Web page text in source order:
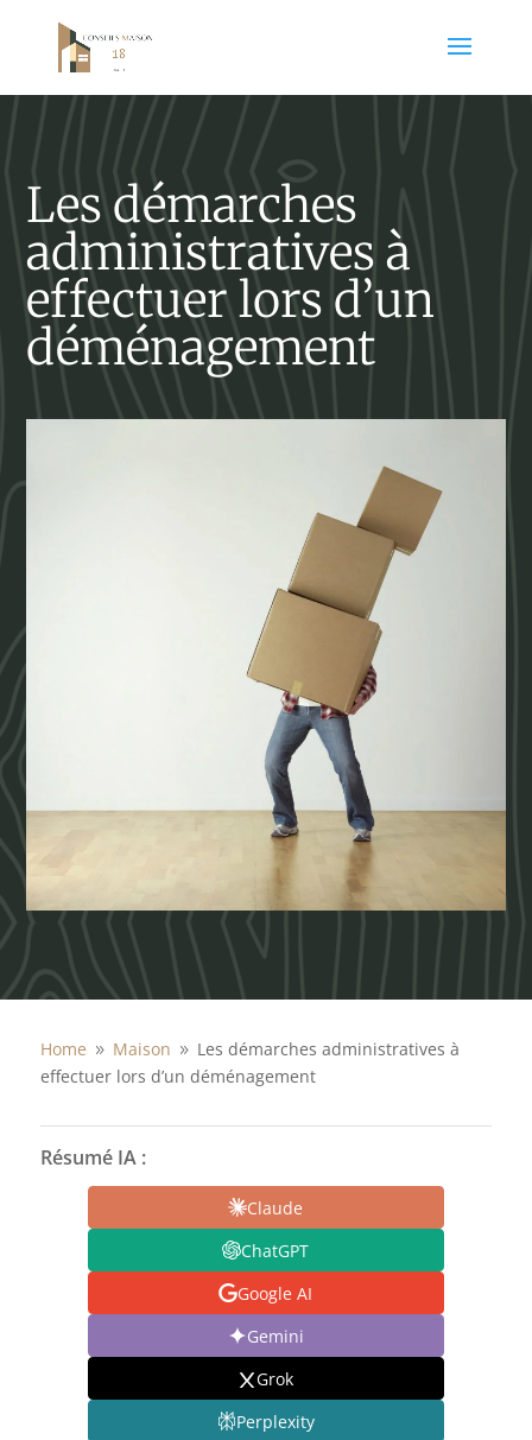
Les démarches
administratives à
effectuer lors d’un
déménagement
Home 9 Maison 9 Les démarches administratives à
effectuer lors d’un déménagement
Résumé IA :
Claude
ChatGPT
Google AI
Gemini
Grok
Perplexity